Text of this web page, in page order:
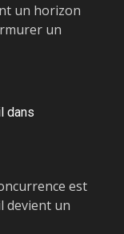
un horizon
un
dans
est
devient un